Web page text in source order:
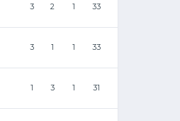
3 2 1 33
3 1 1 33
1 3 1 31